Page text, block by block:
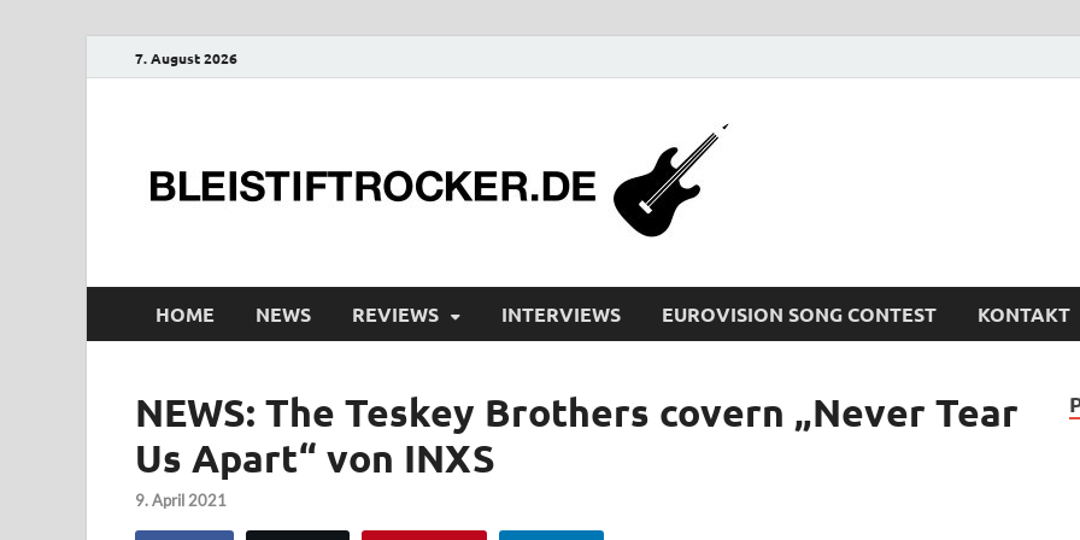
7. August 2026
HOME NEWS REVIEWS INTERVIEWS EUROVISION SONG CONTEST KONTAKT
NEWS: The Teskey Brothers covern „Never Tear
Us Apart“ von INXS
9. April 2021